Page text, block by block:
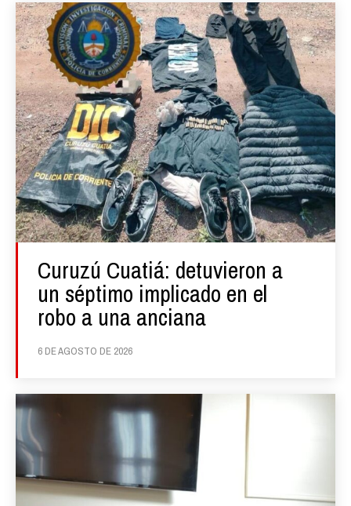
Curuzú Cuatiá: detuvieron a
un séptimo implicado en el
robo a una anciana
6 DE AGOSTO DE 2026